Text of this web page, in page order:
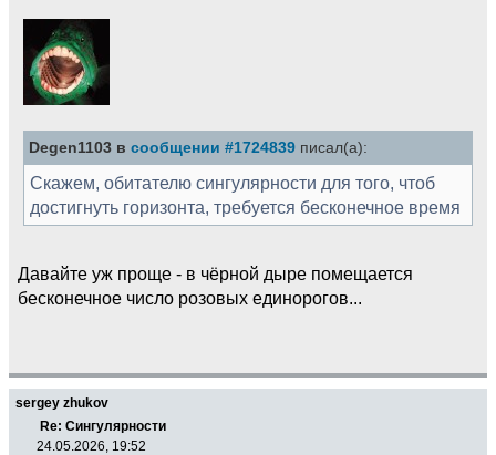
Degen1103 в сообщении #1724839 писал(а):
Скажем, обитателю сингулярности для того, чтоб
достигнуть горизонта, требуется бесконечное время
Давайте уж проще - в чёрной дыре помещается
бесконечное число розовых единорогов...
sergey zhukov
Re: Сингулярности
24.05.2026, 19:52